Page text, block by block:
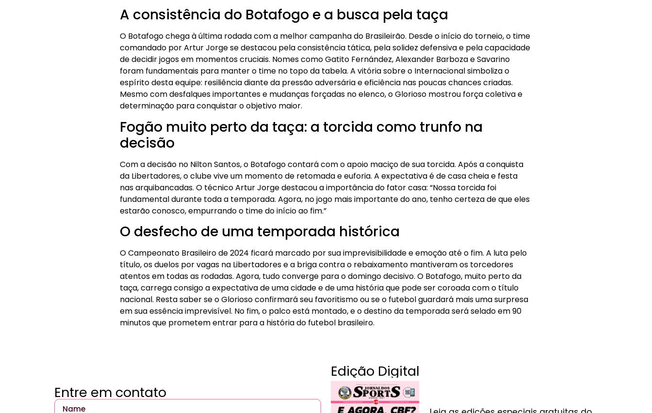
A consistência do Botafogo e a busca pela taça
O Botafogo chega à última rodada com a melhor campanha do Brasileirão. Desde o início do torneio, o time
comandado por Artur Jorge se destacou pela consistência tática, pela solidez defensiva e pela capacidade
de decidir jogos em momentos cruciais. Nomes como Gatito Fernández, Alexander Barboza e Savarino
foram fundamentais para manter o time no topo da tabela. A vitória sobre o Internacional simboliza o
espírito desta equipe: resiliência diante da pressão adversária e eficiência nas poucas chances criadas.
Mesmo com desfalques importantes e mudanças forçadas no elenco, o Glorioso mostrou força coletiva e
determinação para conquistar o objetivo maior.
Fogão muito perto da taça: a torcida como trunfo na
decisão
Com a decisão no Nilton Santos, o Botafogo contará com o apoio maciço de sua torcida. Após a conquista
da Libertadores, o clube vive um momento de retomada e euforia. A expectativa é de casa cheia e festa
nas arquibancadas. O técnico Artur Jorge destacou a importância do fator casa: “Nossa torcida foi
fundamental durante toda a temporada. Agora, no jogo mais importante do ano, tenho certeza de que eles
estarão conosco, empurrando o time do início ao fim.”
O desfecho de uma temporada histórica
O Campeonato Brasileiro de 2024 ficará marcado por sua imprevisibilidade e emoção até o fim. A luta pelo
título, os duelos por vagas na Libertadores e a briga contra o rebaixamento mantiveram os torcedores
atentos em todas as rodadas. Agora, tudo converge para o domingo decisivo. O Botafogo, muito perto da
taça, carrega consigo a expectativa de uma cidade e de uma história que pode ser coroada com o título
nacional. Resta saber se o Glorioso confirmará seu favoritismo ou se o futebol guardará mais uma surpresa
em sua essência imprevisível. No fim, o palco está montado, e o destino da temporada será selado em 90
minutos que prometem entrar para a história do futebol brasileiro.
Entre em contato
Edição Digital